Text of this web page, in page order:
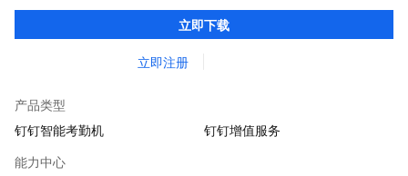
DING消息任务管理，让沟通更高效；移动办公考勤，审批，钉闪
会，钉钉文档，钉钉教育解决方案。
立即下载
立即注册
产品类型
钉钉智能考勤机
钉钉增值服务
能力中心